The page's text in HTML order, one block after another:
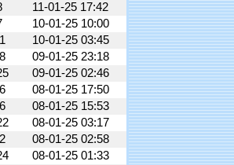
11-01-25 17:42
10-01-25 10:00
10-01-25 03:45
09-01-25 23:18
09-01-25 02:46
08-01-25 17:50
08-01-25 15:53
08-01-25 03:17
08-01-25 02:58
08-01-25 01:33